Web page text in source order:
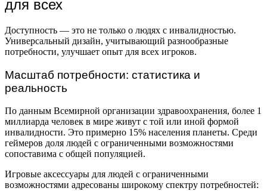
для всех
Доступность — это не только о людях с инвалидностью.
Универсальный дизайн, учитывающий разнообразные
потребности, улучшает опыт для всех игроков.
Масштаб потребности: статистика и
реальность
По данным Всемирной организации здравоохранения, более 1
миллиарда человек в мире живут с той или иной формой
инвалидности. Это примерно 15% населения планеты. Среди
геймеров доля людей с ограниченными возможностями
сопоставима с общей популяцией.
Игровые аксессуары для людей с ограниченными
возможностями адресованы широкому спектру потребностей: